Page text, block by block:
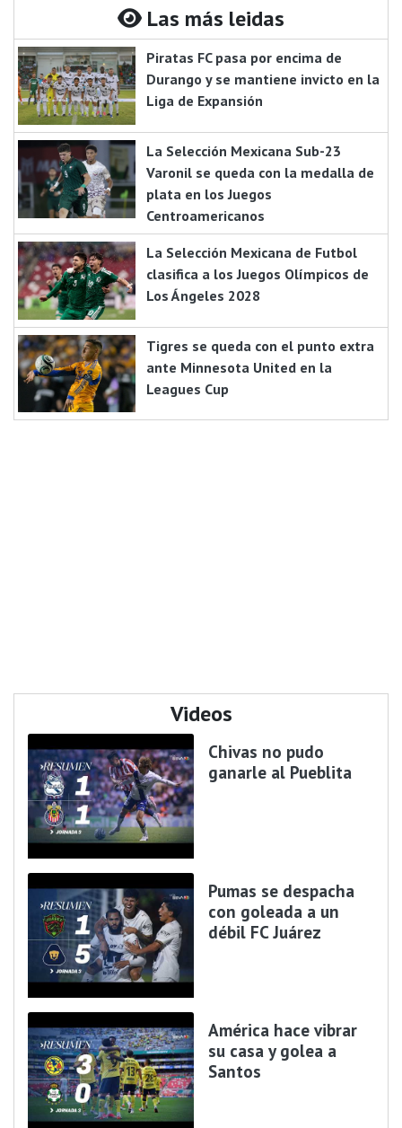
Las más leidas
Piratas FC pasa por encima de
Durango y se mantiene invicto en la
Liga de Expansión
La Selección Mexicana Sub-23
Varonil se queda con la medalla de
plata en los Juegos
Centroamericanos
La Selección Mexicana de Futbol
clasifica a los Juegos Olímpicos de
Los Ángeles 2028
Tigres se queda con el punto extra
ante Minnesota United en la
Leagues Cup
Videos
Chivas no pudo
ganarle al Pueblita
Pumas se despacha
con goleada a un
débil FC Juárez
América hace vibrar
su casa y golea a
Santos